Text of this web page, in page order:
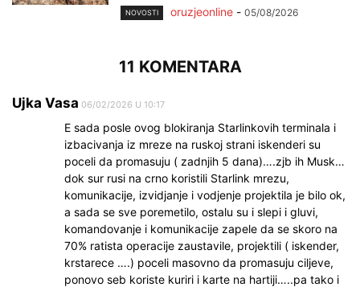
NOVOSTI oruzjeonline - 05/08/2026
11 KOMENTARA
Ujka Vasa 06/02/2026 U 10:17
E sada posle ovog blokiranja Starlinkovih terminala i
izbacivanja iz mreze na ruskoj strani iskenderi su
poceli da promasuju ( zadnjih 5 dana)….zjb ih Musk…
dok sur rusi na crno koristili Starlink mrezu,
komunikacije, izvidjanje i vodjenje projektila je bilo ok,
a sada se sve poremetilo, ostalu su i slepi i gluvi,
komandovanje i komunikacije zapele da se skoro na
70% ratista operacije zaustavile, projektili ( iskender,
krstarece ….) poceli masovno da promasuju ciljeve,
ponovo seb koriste kuriri i karte na hartiji…..pa tako i